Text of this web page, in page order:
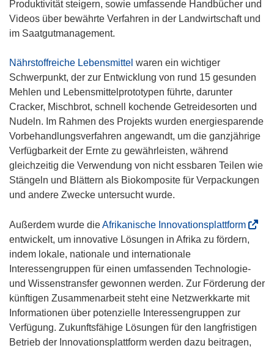
Produktivität steigern, sowie umfassende Handbücher und
Videos über bewährte Verfahren in der Landwirtschaft und
im Saatgutmanagement.
Nährstoffreiche Lebensmittel waren ein wichtiger
Schwerpunkt, der zur Entwicklung von rund 15 gesunden
Mehlen und Lebensmittelprototypen führte, darunter
Cracker, Mischbrot, schnell kochende Getreidesorten und
Nudeln. Im Rahmen des Projekts wurden energiesparende
Vorbehandlungsverfahren angewandt, um die ganzjährige
Verfügbarkeit der Ernte zu gewährleisten, während
gleichzeitig die Verwendung von nicht essbaren Teilen wie
Stängeln und Blättern als Biokomposite für Verpackungen
und andere Zwecke untersucht wurde.
Außerdem wurde dieAfrikanische Innovationsplattform(
ö
f
n
e
i
n
entwickelt, um innovative Lösungen in Afrika zu fördern,
indem lokale, nationale und internationale
Interessengruppen für einen umfassenden Technologie-
und Wissenstransfer gewonnen werden. Zur Förderung der
künftigen Zusammenarbeit steht eine Netzwerkkarte mit
Informationen über potenzielle Interessengruppen zur
Verfügung. Zukunftsfähige Lösungen für den langfristigen
Betrieb der Innovationsplattform werden dazu beitragen,